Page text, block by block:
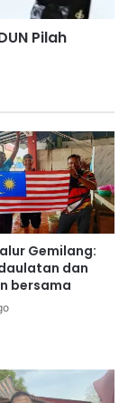
Pilah
Gemilang:
dan
bersama